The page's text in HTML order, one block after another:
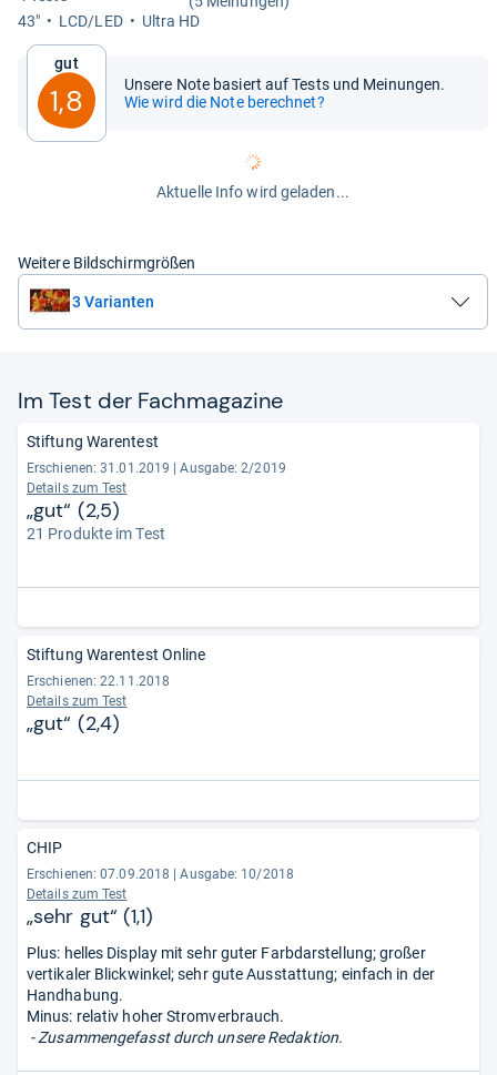
43"
LCD/LED Ultra HD
Gut
1,8
Unsere Note basiert auf Tests und Meinungen.
Wie wird die Note berechnet?
Aktuelle Info wird geladen...
Weitere Bildschirmgrößen
3 Varianten
Im Test der Fach­ma­ga­zine
Stiftung Warentest
Erschienen: 31.01.2019
Ausgabe: 2/2019
Details zum Test
„gut“ (2,5)
21 Produkte im Test
Stiftung Warentest Online
Erschienen: 22.11.2018
Details zum Test
„gut“ (2,4)
CHIP
Erschienen: 07.09.2018
Ausgabe: 10/2018
Details zum Test
„sehr gut“ (1,1)
Plus: helles Display mit sehr guter Farbdarstellung; großer
vertikaler Blickwinkel; sehr gute Ausstattung; einfach in der
Handhabung.
Minus: relativ hoher Stromverbrauch.
- Zusammengefasst durch unsere Redaktion.